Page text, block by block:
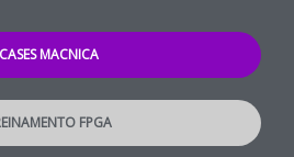
CASES MACNICA
FPGA